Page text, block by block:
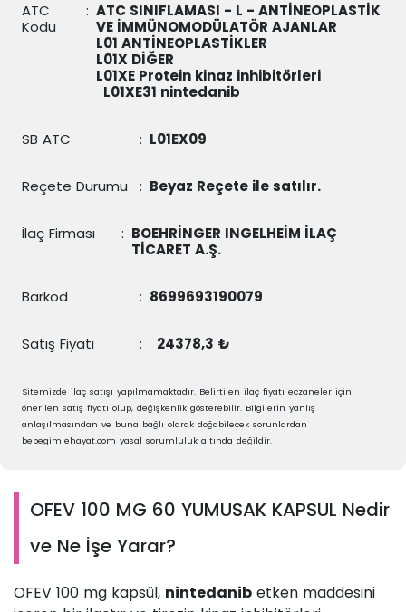
ATC
Kodu
: ATC SINIFLAMASI - L - ANTİNEOPLASTİK
VE İMMÜNOMODÜLATÖR AJANLAR
L01 ANTİNEOPLASTİKLER
L01X DİĞER
L01XE Protein kinaz inhibitörleri
L01XE31 nintedanib
SB ATC : L01EX09
Reçete Durumu : Beyaz Reçete ile satılır.
İlaç Firması : BOEHRİNGER INGELHEİM İLAÇ
TİCARET A.Ş.
Barkod : 8699693190079
Satış Fiyatı : 24378,3 ₺
Sitemizde ilaç satışı yapılmamaktadır. Belirtilen ilaç fiyatı eczaneler için
önerilen satış fiyatı olup, değişkenlik gösterebilir. Bilgilerin yanlış
anlaşılmasından ve buna bağlı olarak doğabilecek sorunlardan
bebegimlehayat.com yasal sorumluluk altında değildir.
OFEV 100 MG 60 YUMUSAK KAPSUL Nedir
ve Ne İşe Yarar?
OFEV 100 mg kapsül, nintedanib etken maddesini